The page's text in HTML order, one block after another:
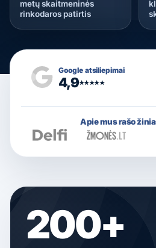
metų skaitmeninės
rinkodaros patirtis
Google atsiliepimai
4,9★★★★★
Apie mus rašo
200+